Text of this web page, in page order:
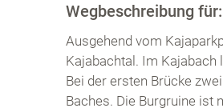
Wegbeschreibung
Ausgehend vom
Kajabachtal. Im
Bei der ersten Brücke
Baches. Die Burgruine ist